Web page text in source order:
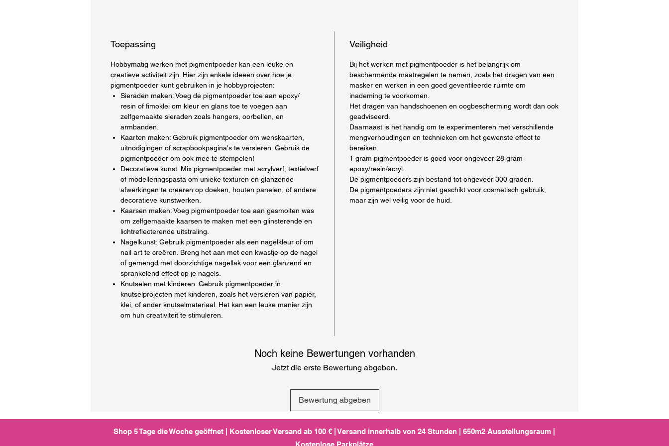
Toepassing
Hobbymatig werken met pigmentpoeder kan een leuke en
creatieve activiteit zijn. Hier zijn enkele ideeën over hoe je
pigmentpoeder kunt gebruiken in je hobbyprojecten:
Sieraden maken: Voeg de pigmentpoeder toe aan epoxy/
resin of fimoklei om kleur en glans toe te voegen aan
zelfgemaakte sieraden zoals hangers, oorbellen, en
armbanden.
Kaarten maken: Gebruik pigmentpoeder om wenskaarten,
uitnodigingen of scrapbookpagina's te versieren. Gebruik de
pigmentpoeder om ook mee te stempelen!
Decoratieve kunst: Mix pigmentpoeder met acrylverf, textielverf
of modelleringspasta om unieke texturen en glanzende
afwerkingen te creëren op doeken, houten panelen, of andere
decoratieve kunstwerken.
Kaarsen maken: Voeg pigmentpoeder toe aan gesmolten was
om zelfgemaakte kaarsen te maken met een glinsterende en
lichtreflecterende uitstraling.
Nagelkunst: Gebruik pigmentpoeder als een nagelkleur of om
nail art te creëren. Breng het aan met een kwastje op de nagel
of gemengd met doorzichtige nagellak voor een glanzend en
sprankelend effect op je nagels.
Knutselen met kinderen: Gebruik pigmentpoeder in
knutselprojecten met kinderen, zoals het versieren van papier,
klei, of ander knutselmateriaal. Het kan een leuke manier zijn
om hun creativiteit te stimuleren.
Veiligheid
Bij het werken met pigmentpoeder is het belangrijk om
beschermende maatregelen te nemen, zoals het dragen van een
masker en werken in een goed geventileerde ruimte om
inademing te voorkomen.
Het dragen van handschoenen en oogbescherming wordt dan ook
geadviseerd.
Daarnaast is het handig om te experimenteren met verschillende
mengverhoudingen en technieken om het gewenste effect te
bereiken.
1 gram pigmentpoeder is goed voor ongeveer 28 gram
epoxy/resin/acryl.
De pigmentpoeders zijn bestand tot ongeveer 300 graden.
De pigmentpoeders zijn niet geschikt voor cosmetisch gebruik,
maar zijn wel veilig voor de huid.
Noch keine Bewertungen vorhanden
Jetzt die erste Bewertung abgeben.
Bewertung abgeben
Shop 5 Tage die Woche geöffnet | Kostenloser Versand ab 100 € | Versand innerhalb von 24 Stunden | 650m2 Ausstellungsraum |
Kostenlose Parkplätze